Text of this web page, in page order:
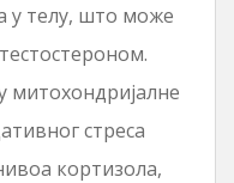
у телу, што може
стреса
кортизола,